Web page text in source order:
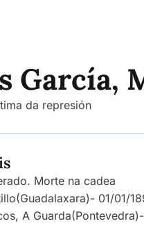
García,
da represión
Morte na cadea
(Guadalaxara)- 01/01/
A Guarda(Pontevedra)